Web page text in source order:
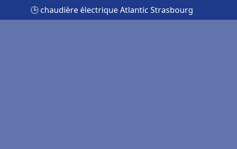
🕒 chaudière électrique Atlantic Strasbourg